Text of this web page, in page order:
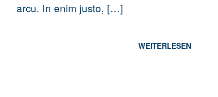
arcu. In enim justo, […]
WEITERLESEN